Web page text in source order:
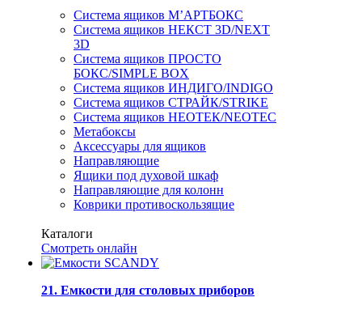
Система ящиков М’АРТБОКС
Система ящиков НЕКСТ 3D/NEXT
3D
Система ящиков ПРОСТО
БОКС/SIMPLE BOX
Система ящиков ИНДИГО/INDIGO
Система ящиков СТРАЙК/STRIKE
Система ящиков НЕОТЕК/NEOTEC
Метабоксы
Аксессуары для ящиков
Направляющие
Ящики под духовой шкаф
Направляющие для колонн
Коврики противоскользящие
Каталоги
Смотреть онлайн
21. Емкости для столовых приборов